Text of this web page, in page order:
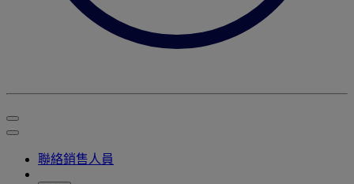
聯絡銷售人員